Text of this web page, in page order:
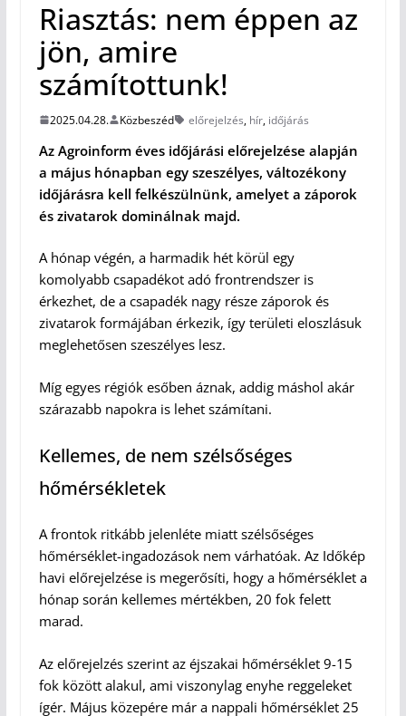
Riasztás: nem éppen az
jön, amire
számítottunk!
2025.04.28. Közbeszéd előrejelzés, hír, időjárás
Az Agroinform éves időjárási előrejelzése alapján
a május hónapban egy szeszélyes, változékony
időjárásra kell felkészülnünk, amelyet a záporok
és zivatarok dominálnak majd.
A hónap végén, a harmadik hét körül egy
komolyabb csapadékot adó frontrendszer is
érkezhet, de a csapadék nagy része záporok és
zivatarok formájában érkezik, így területi eloszlásuk
meglehetősen szeszélyes lesz.
Míg egyes régiók esőben áznak, addig máshol akár
szárazabb napokra is lehet számítani.
Kellemes, de nem szélsőséges
hőmérsékletek
A frontok ritkább jelenléte miatt szélsőséges
hőmérséklet-ingadozások nem várhatóak. Az Időkép
havi előrejelzése is megerősíti, hogy a hőmérséklet a
hónap során kellemes mértékben, 20 fok felett
marad.
Az előrejelzés szerint az éjszakai hőmérséklet 9-15
fok között alakul, ami viszonylag enyhe reggeleket
ígér. Május közepére már a nappali hőmérséklet 25